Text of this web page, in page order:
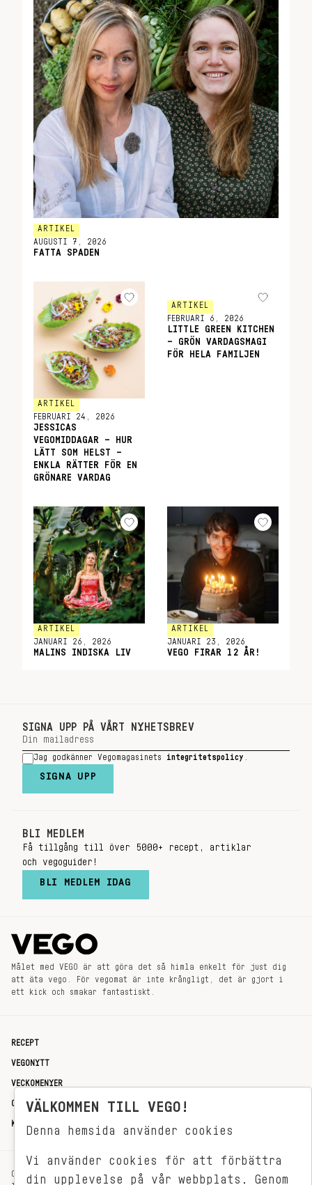
ARTIKEL
AUGUSTI 7, 2026
FATTA SPADEN
ARTIKEL
FEBRUARI 24, 2026
JESSICAS
VEGOMIDDAGAR – HUR
LÄTT SOM HELST –
ENKLA RÄTTER FÖR EN
GRÖNARE VARDAG
ARTIKEL
FEBRUARI 6, 2026
LITTLE GREEN KITCHEN
– GRÖN VARDAGSMAGI
FÖR HELA FAMILJEN
ARTIKEL
JANUARI 26, 2026
MALINS INDISKA LIV
ARTIKEL
JANUARI 23, 2026
VEGO FIRAR 12 ÅR!
SIGNA UPP PÅ VÅRT NYHETSBREV
Jag godkänner Vegomagasinets integritetspolicy
SIGNA UPP
BLI MEDLEM
Få tillgång till över 5000+ recept, artiklar
och vegoguider!
BLI MEDLEM IDAG
Målet med VEGO är att göra det så himla enkelt för just dig
att äta vego. För vegomat är inte krångligt, det är gjort i
ett kick och smakar fantastiskt.
RECEPT
VEGONYTT
VECKOMENYER
OM OSS
KONTAKT
OXENSTIERNSGATAN 33
VÄLKOMMEN TILL VEGO!
Denna hemsida använder cookies
Vi använder cookies för att förbättra
din upplevelse på vår webbplats. Genom